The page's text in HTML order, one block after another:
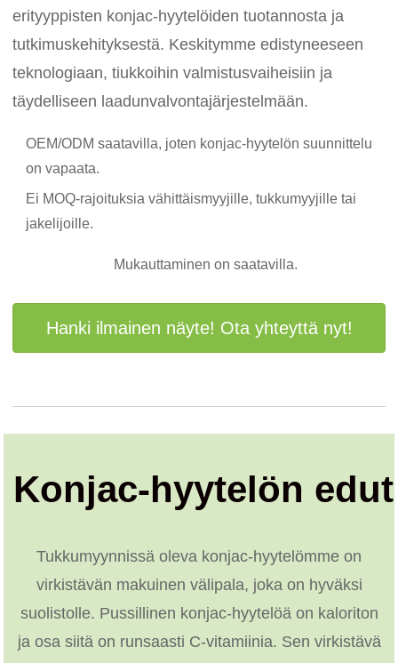
erityyppisten konjac-hyytelöiden tuotannosta ja
tutkimuskehityksestä. Keskitymme edistyneeseen
teknologiaan, tiukkoihin valmistusvaiheisiin ja
täydelliseen laadunvalvontajärjestelmään.
OEM/ODM saatavilla, joten konjac-hyytelön suunnittelu
on vapaata.
Ei MOQ-rajoituksia vähittäismyyjille, tukkumyyjille tai
jakelijoille.
Mukauttaminen on saatavilla.
Hanki ilmainen näyte! Ota yhteyttä nyt!
Konjac-hyytelön edut
Tukkumyynnissä oleva konjac-hyytelömme on
virkistävän makuinen välipala, joka on hyväksi
suolistolle. Pussillinen konjac-hyytelöä on kaloriton
ja osa siitä on runsaasti C-vitamiinia. Sen virkistävä